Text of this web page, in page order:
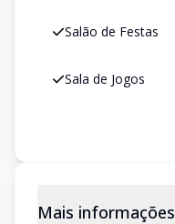
Salão de Festas
Sala de Jogos
Mais informações